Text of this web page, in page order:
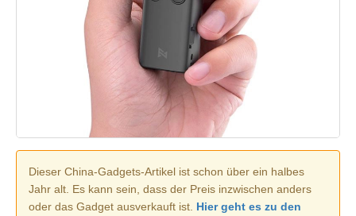
Dieser China-Gadgets-Artikel ist schon über ein halbes
Jahr alt. Es kann sein, dass der Preis inzwischen anders
oder das Gadget ausverkauft ist. Hier geht es zu den